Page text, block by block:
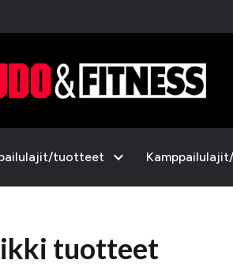
tuotteet expand_more
tuotteet